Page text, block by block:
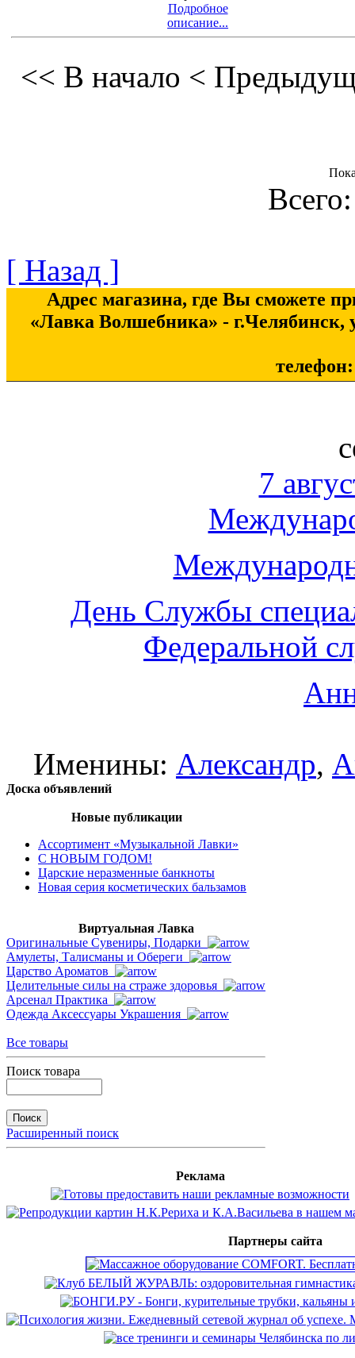
Подробное
описание...
<< В начало <
[ Назад ]
Адрес магазина, где Вы сможете
«Лавка Волшебника» - г.Челябинск,
7
День Службы
Федеральной
Именины: Александр,
Доска объявлений
Новые публикации
Ассортимент «Музыкальной Лавки»
С НОВЫМ ГОДОМ!
Царские неразменные банкноты
Новая серия косметических бальзамов
Виртуальная Лавка
Оригинальные Сувениры, Подарки
Амулеты, Талисманы и Обереги
Царство Ароматов
Целительные силы на страже здоровья
Арсенал Практика
Одежда Аксессуары Украшения
Все товары
Поиск товара
Расширенный поиск
Реклама
Партнеры сайта